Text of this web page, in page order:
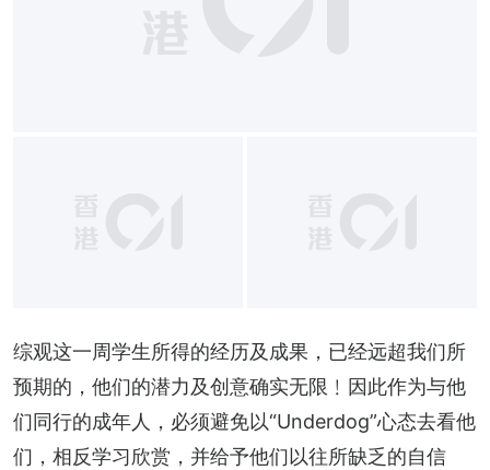
综观这一周学生所得的经历及成果，已经远超我们所
预期的，他们的潜力及创意确实无限﹗因此作为与他
们同行的成年人，必须避免以“Underdog”心态去看他
们，相反学习欣赏，并给予他们以往所缺乏的自信